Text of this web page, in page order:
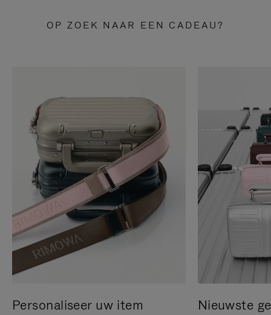
OP ZOEK NAAR EEN CADEAU?
Personaliseer uw item Nieuwste